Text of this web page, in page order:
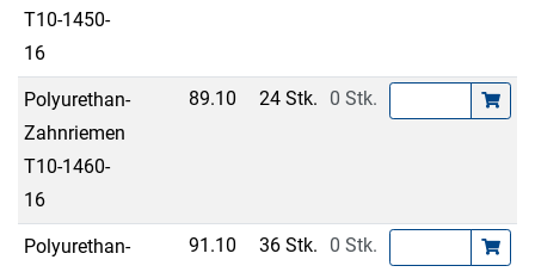
T10-1450-
16
Polyurethan-
Zahnriemen
T10-1460-
16
89.10 24 Stk. 0 Stk.
Polyurethan-
91.10 36 Stk. 0 Stk.